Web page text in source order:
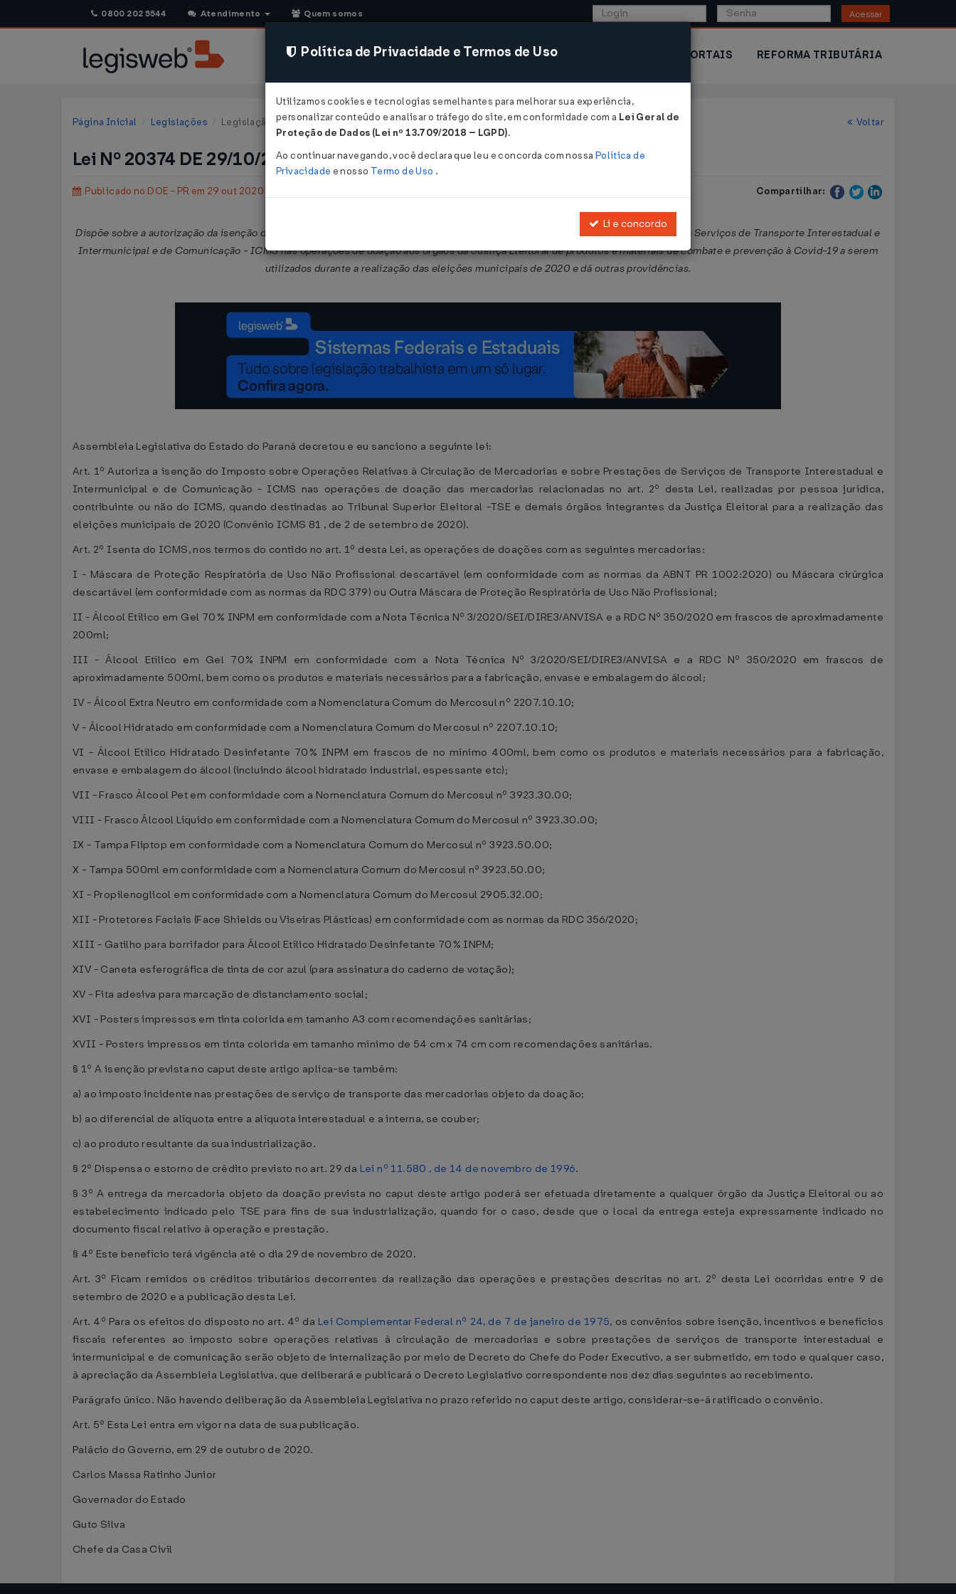
0800 202 5544 Atendimento Quem somos Acessar
CONSULTORIA SISTEMAS COMÉRCIO EXTERIOR PORTAIS REFORMA TRIBUTÁRIA
Página Inicial Legislações Legislação Estadual - Paraná Voltar
Lei Nº 20374 DE 29/10/2020
Publicado no DOE - PR em 29 out 2020 Compartilhar:
Dispõe sobre a autorização da isenção do Imposto sobre Operações Relativas à Circulação de Mercadorias e sobre Prestações de Serviços de Transporte Interestadual e
Intermunicipal e de Comunicação - ICMS nas operações de doação aos órgãos da Justiça Eleitoral de produtos e materiais de combate e prevenção à Covid-19 a serem
utilizados durante a realização das eleições municipais de 2020 e dá outras providências.
Assembleia Legislativa do Estado do Paraná decretou e eu sanciono a seguinte lei:
Art. 1º Autoriza a isenção do Imposto sobre Operações Relativas à Circulação de Mercadorias e sobre Prestações de Serviços de Transporte Interestadual e
Intermunicipal e de Comunicação - ICMS nas operações de doação das mercadorias relacionadas no art. 2º desta Lei, realizadas por pessoa jurídica,
contribuinte ou não do ICMS, quando destinadas ao Tribunal Superior Eleitoral -TSE e demais órgãos integrantes da Justiça Eleitoral para a realização das
eleições municipais de 2020 (Convênio ICMS 81 , de 2 de setembro de 2020).
Art. 2º Isenta do ICMS, nos termos do contido no art. 1º desta Lei, as operações de doações com as seguintes mercadorias:
I - Máscara de Proteção Respiratória de Uso Não Profissional descartável (em conformidade com as normas da ABNT PR 1002:2020) ou Máscara cirúrgica
descartável (em conformidade com as normas da RDC 379) ou Outra Máscara de Proteção Respiratória de Uso Não Profissional;
II - Álcool Etílico em Gel 70% INPM em conformidade com a Nota Técnica Nº 3/2020/SEI/DIRE3/ANVISA e a RDC Nº 350/2020 em frascos de aproximadamente
200ml;
III - Álcool Etílico em Gel 70% INPM em conformidade com a Nota Técnica Nº 3/2020/SEI/DIRE3/ANVISA e a RDC Nº 350/2020 em frascos de
aproximadamente 500ml, bem como os produtos e materiais necessários para a fabricação, envase e embalagem do álcool;
IV - Álcool Extra Neutro em conformidade com a Nomenclatura Comum do Mercosul nº 2207.10.10;
V - Álcool Hidratado em conformidade com a Nomenclatura Comum do Mercosul nº 2207.10.10;
VI - Álcool Etílico Hidratado Desinfetante 70% INPM em frascos de no mínimo 400ml, bem como os produtos e materiais necessários para a fabricação,
envase e embalagem do álcool (incluindo álcool hidratado industrial, espessante etc);
VII - Frasco Álcool Pet em conformidade com a Nomenclatura Comum do Mercosul nº 3923.30.00;
VIII - Frasco Álcool Líquido em conformidade com a Nomenclatura Comum do Mercosul nº 3923.30.00;
IX - Tampa Fliptop em conformidade com a Nomenclatura Comum do Mercosul nº 3923.50.00;
X - Tampa 500ml em conformidade com a Nomenclatura Comum do Mercosul nº 3923.50.00;
XI - Propilenoglicol em conformidade com a Nomenclatura Comum do Mercosul 2905.32.00;
XII - Protetores Faciais (Face Shields ou Viseiras Plásticas) em conformidade com as normas da RDC 356/2020;
XIII - Gatilho para borrifador para Álcool Etílico Hidratado Desinfetante 70% INPM;
XIV - Caneta esferográfica de tinta de cor azul (para assinatura do caderno de votação);
XV - Fita adesiva para marcação de distanciamento social;
XVI - Posters impressos em tinta colorida em tamanho A3 com recomendações sanitárias;
XVII - Posters impressos em tinta colorida em tamanho mínimo de 54 cm x 74 cm com recomendações sanitárias.
§ 1º A isenção prevista no caput deste artigo aplica-se também:
a) ao imposto incidente nas prestações de serviço de transporte das mercadorias objeto da doação;
b) ao diferencial de alíquota entre a alíquota interestadual e a interna, se couber;
c) ao produto resultante da sua industrialização.
§ 2º Dispensa o estorno de crédito previsto no art. 29 da Lei nº 11.580 , de 14 de novembro de 1996.
§ 3º A entrega da mercadoria objeto da doação prevista no caput deste artigo poderá ser efetuada diretamente a qualquer órgão da Justiça Eleitoral ou ao
estabelecimento indicado pelo TSE para fins de sua industrialização, quando for o caso, desde que o local da entrega esteja expressamente indicado no
documento fiscal relativo à operação e prestação.
§ 4º Este benefício terá vigência até o dia 29 de novembro de 2020.
Art. 3º Ficam remidos os créditos tributários decorrentes da realização das operações e prestações descritas no art. 2º desta Lei ocorridas entre 9 de
setembro de 2020 e a publicação desta Lei.
Art. 4º Para os efeitos do disposto no art. 4º da Lei Complementar Federal nº 24, de 7 de janeiro de 1975, os convênios sobre isenção, incentivos e benefícios
fiscais referentes ao imposto sobre operações relativas à circulação de mercadorias e sobre prestações de serviços de transporte interestadual e
intermunicipal e de comunicação serão objeto de internalização por meio de Decreto do Chefe do Poder Executivo, a ser submetido, em todo e qualquer caso,
à apreciação da Assembleia Legislativa, que deliberará e publicará o Decreto Legislativo correspondente nos dez dias seguintes ao recebimento.
Parágrafo único. Não havendo deliberação da Assembleia Legislativa no prazo referido no caput deste artigo, considerar-se-á ratificado o convênio.
Art. 5º Esta Lei entra em vigor na data de sua publicação.
Palácio do Governo, em 29 de outubro de 2020.
Carlos Massa Ratinho Junior
Governador do Estado
Guto Silva
Chefe da Casa Civil
Política de Privacidade e Termos de Uso
Utilizamos cookies e tecnologias semelhantes para melhorar sua experiência,
personalizar conteúdo e analisar o tráfego do site, em conformidade com a Lei Geral de
Proteção de Dados (Lei nº 13.709/2018 – LGPD).
Ao continuar navegando, você declara que leu e concorda com nossa Política de
Privacidade e nosso Termo de Uso .
Li e concordo